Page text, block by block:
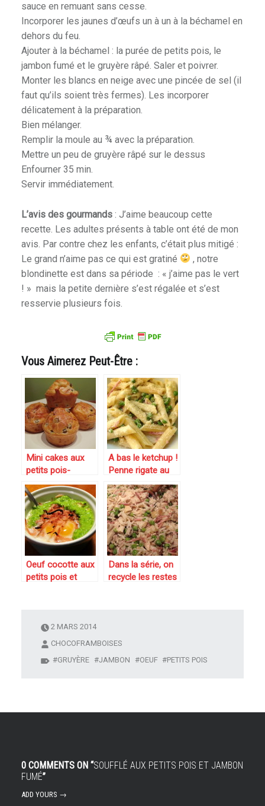
sauce en remuant sans cesse.
Incorporer les jaunes d’œufs un à un à la béchamel en
dehors du feu.
Ajouter à la béchamel : la purée de petits pois, le
jambon fumé et le gruyère râpé. Saler et poivrer.
Monter les blancs en neige avec une pincée de sel (il
faut qu’ils soient très fermes). Les incorporer
délicatement à la préparation.
Bien mélanger.
Remplir la moule au ¾ avec la préparation.
Mettre un peu de gruyère râpé sur le dessus
Enfourner 35 min.
Servir immédiatement.
L’avis des gourmands: J’aime beaucoup cette
recette. Les adultes présents à table ont été de mon
avis. Par contre chez les enfants, c’était plus mitigé :
Le grand n’aime pas ce qui est gratiné
, notre
blondinette est dans sa période : « j’aime pas le vert
! » mais la petite dernière s’est régalée et s’est
resservie plusieurs fois.
Vous Aimerez Peut-Être :
Mini cakes aux
petits pois-
carottes et
jambon fumé ou
comment utiliser
un reste de
petits-pois
carottes en boite.
A bas le ketchup !
Penne rigate au
mascarpone,
petits pois et
jambon fumé
Oeuf cocotte aux
petits pois et
Dans la série, on
recycle les restes
2 MARS 2014
CHOCOFRAMBOISES
GRUYÈRE
JAMBON OEUF PETITS POIS
0 COMMENTS ON “SOUFFLÉ AUX PETITS POIS ET JAMBON
FUMÉ”
ADD YOURS →